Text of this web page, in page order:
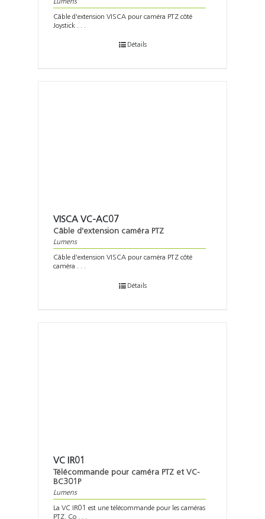
Lumens
Câble d'extension VISCA pour caméra PTZ côté
Joystick . . .
Détails
VISCA VC-AC07
Câble d'extension caméra PTZ
Lumens
Câble d'extension VISCA pour caméra PTZ côté
caméra . . .
Détails
VC IR01
Télécommande pour caméra PTZ et VC-
BC301P
Lumens
La VC IR01 est une télécommande pour les caméras
PTZ. Co . . .